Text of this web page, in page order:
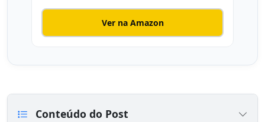
Ver na Amazon
Conteúdo do Post